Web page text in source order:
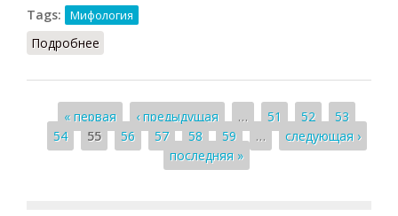
Tags:
Мифология
Подробнее
Страницы
« первая ‹ предыдущая … 51 52
53
54
55 56 57 58 59 …
следующая ›
последняя »